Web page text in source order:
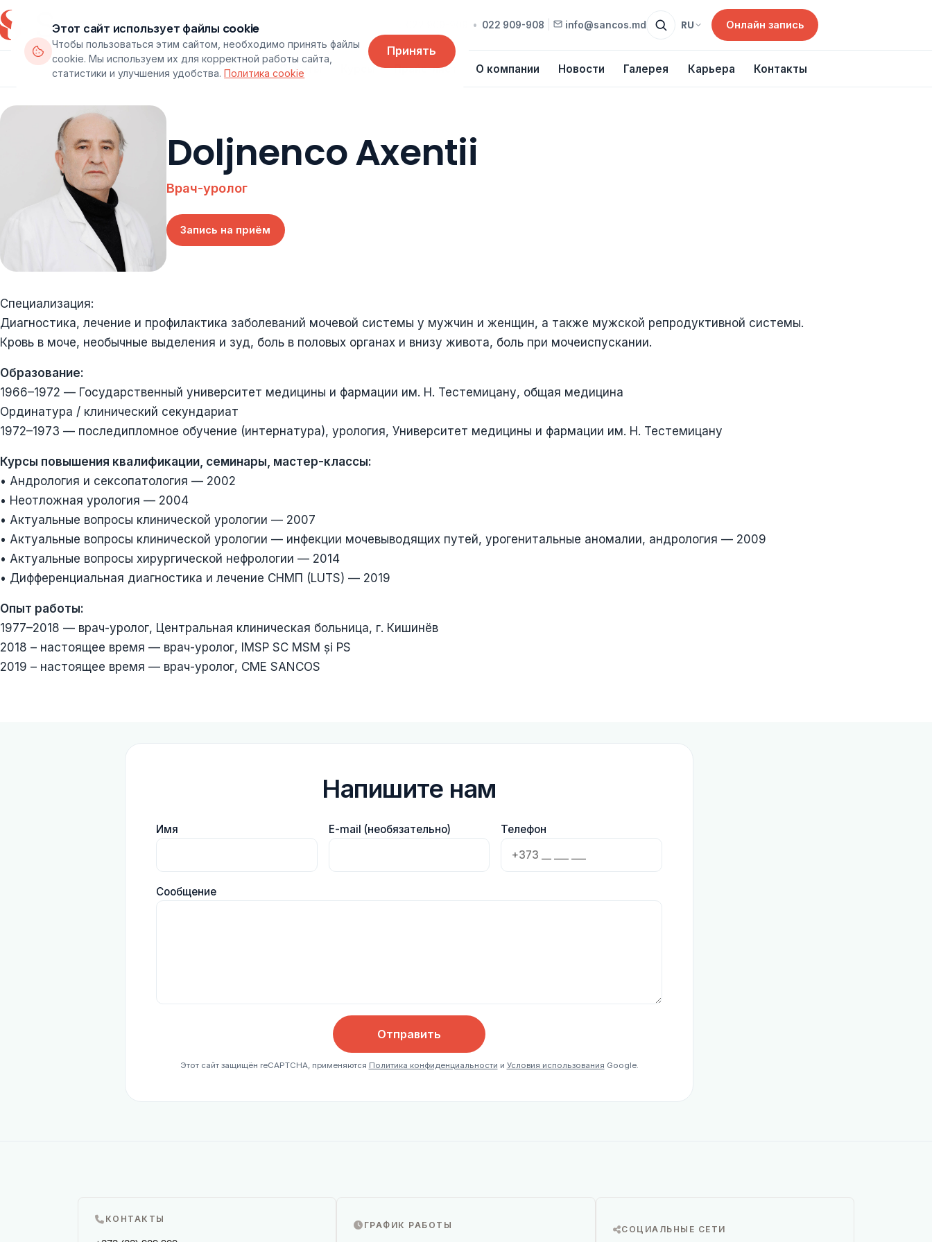
• 022 909-908 info@sancos.md RU Онлайн запись
Департаменты Врачи Пакеты Курсы Прайс-лист О компании Новости Галерея Карьера Контакты
Doljnenco Axentii
Врач-уролог
Запись на приём
Специализация:
Диагностика, лечение и профилактика заболеваний мочевой системы у мужчин и женщин, а также мужской репродуктивной системы.
Кровь в моче, необычные выделения и зуд, боль в половых органах и внизу живота, боль при мочеиспускании.
Образование:
1966–1972 — Государственный университет медицины и фармации им. Н. Тестемицану, общая медицина
Ординатура / клинический секундариат
1972–1973 — последипломное обучение (интернатура), урология, Университет медицины и фармации им. Н. Тестемицану
Курсы повышения квалификации, семинары, мастер-классы:
• Андрология и сексопатология — 2002
• Неотложная урология — 2004
• Актуальные вопросы клинической урологии — 2007
• Актуальные вопросы клинической урологии — инфекции мочевыводящих путей, урогенитальные аномалии, андрология — 2009
• Актуальные вопросы хирургической нефрологии — 2014
• Дифференциальная диагностика и лечение СНМП (LUTS) — 2019
Опыт работы:
1977–2018 — врач-уролог, Центральная клиническая больница, г. Кишинёв
2018 – настоящее время — врач-уролог, IMSP SC MSM și PS
2019 – настоящее время — врач-уролог, CME SANCOS
Напишите нам
Имя E-mail (необязательно) Телефон
Сообщение
Отправить
Этот сайт защищён reCAPTCHA, применяются Политика конфиденциальности и Условия использования Google.
КОНТАКТЫ ГРАФИК РАБОТЫ СОЦИАЛЬНЫЕ СЕТИ
Этот сайт использует файлы cookie
Чтобы пользоваться этим сайтом, необходимо принять файлы
cookie. Мы используем их для корректной работы сайта,
статистики и улучшения удобства.Политика cookie
Принять